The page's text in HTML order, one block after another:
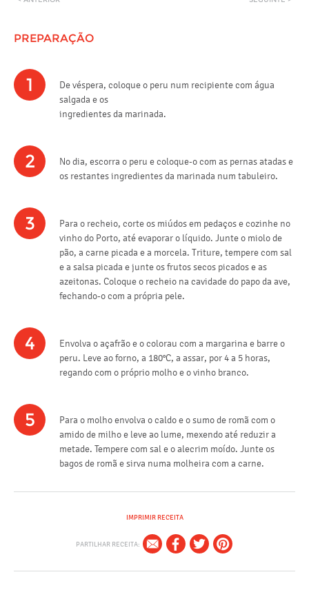
PREPARAÇÃO
1
De véspera, coloque o peru num recipiente com água
salgada e os
ingredientes da marinada.
2
No dia, escorra o peru e coloque-o com as pernas atadas e
os restantes ingredientes da marinada num tabuleiro.
3
Para o recheio, corte os miúdos em pedaços e cozinhe no
vinho do Porto, até evaporar o líquido. Junte o miolo de
pão, a carne picada e a morcela. Triture, tempere com sal
e a salsa picada e junte os frutos secos picados e as
azeitonas. Coloque o recheio na cavidade do papo da ave,
fechando-o com a própria pele.
4
Envolva o açafrão e o colorau com a margarina e barre o
peru. Leve ao forno, a 180°C, a assar, por 4 a 5 horas,
regando com o próprio molho e o vinho branco.
5
Para o molho envolva o caldo e o sumo de romã com o
amido de milho e leve ao lume, mexendo até reduzir a
metade. Tempere com sal e o alecrim moído. Junte os
bagos de romã e sirva numa molheira com a carne.
IMPRIMIR RECEITA
PARTILHAR RECEITA: